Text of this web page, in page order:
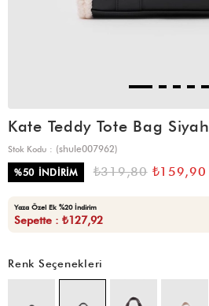
Kate Teddy Tote Bag Siyah
Stok Kodu
(shule007962)
%50 İNDIRIM ₺319,80 ₺159,90
Yaza Özel Ek %20 İndirim
Sepette : ₺127,92
Renk Seçenekleri